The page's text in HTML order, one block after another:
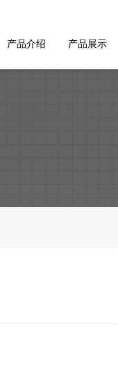
产品介绍 产品展示